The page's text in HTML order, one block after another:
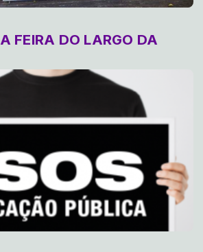
FEIRA DO LARGO DA